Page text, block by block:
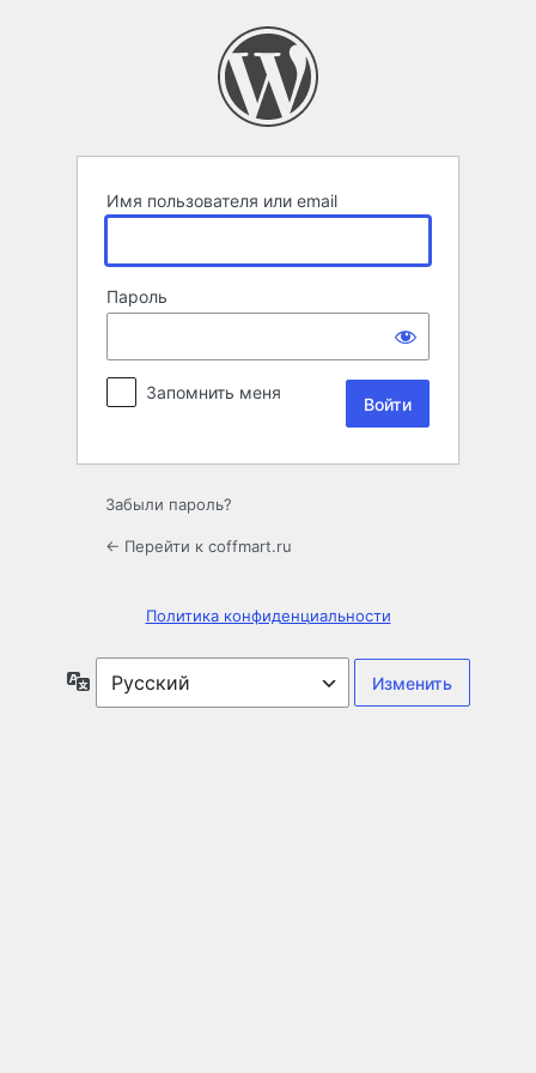
Имя пользователя или email
Пароль
Запомнить меня
Забыли пароль?
← Перейти к coffmart.ru
Политика конфиденциальности
Язык